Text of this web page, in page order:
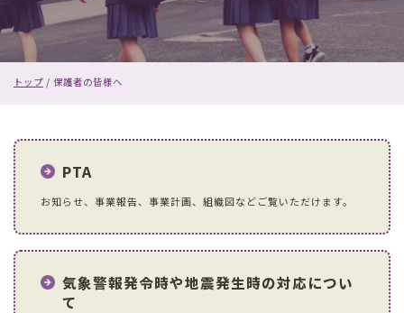
現
置：
トップ / 保護者の皆様へ
PTA
お知らせ、事業報告、事業計画、組織図などご覧いただけます。
気象警報発令時や地震発生時の対応につい
て